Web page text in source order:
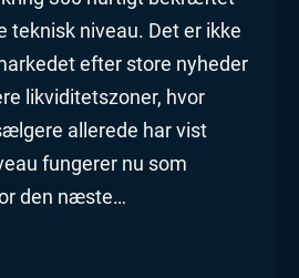
teknisk niveau. Det er ikke
efter store nyheder
likviditetszoner, hvor
allerede har vist
fungerer nu som
den næste…